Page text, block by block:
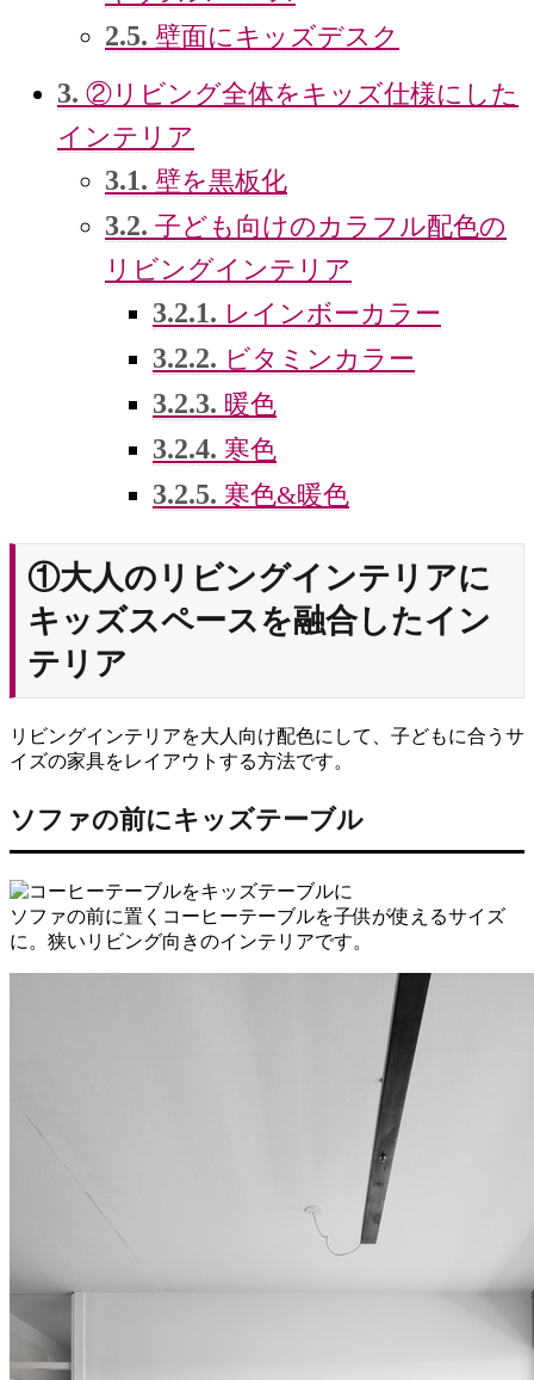
2.5. 壁面にキッズデスク
3. ②リビング全体をキッズ仕様にした
インテリア
3.1. 壁を黒板化
3.2. 子ども向けのカラフル配色の
リビングインテリア
3.2.1. レインボーカラー
3.2.2. ビタミンカラー
3.2.3. 暖色
3.2.4. 寒色
3.2.5. 寒色&暖色
①大人のリビングインテリアに
キッズスペースを融合したイン
テリア
リビングインテリアを大人向け配色にして、子どもに合うサ
イズの家具をレイアウトする方法です。
ソファの前にキッズテーブル
ソファの前に置くコーヒーテーブルを子供が使えるサイズ
に。狭いリビング向きのインテリアです。